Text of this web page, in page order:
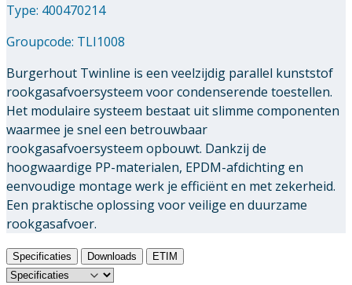
Type: 400470214
Groupcode: TLI1008
Burgerhout Twinline is een veelzijdig parallel kunststof
rookgasafvoersysteem voor condenserende toestellen.
Het modulaire systeem bestaat uit slimme componenten
waarmee je snel een betrouwbaar
rookgasafvoersysteem opbouwt. Dankzij de
hoogwaardige PP-materialen, EPDM-afdichting en
eenvoudige montage werk je efficiënt en met zekerheid.
Een praktische oplossing voor veilige en duurzame
rookgasafvoer.
Specificaties Downloads ETIM